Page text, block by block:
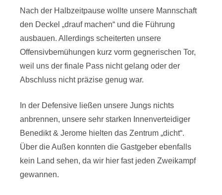
Nach der Halbzeitpause wollte unsere Mannschaft
den Deckel „drauf machen“ und die Führung
ausbauen. Allerdings scheiterten unsere
Offensivbemühungen kurz vorm gegnerischen Tor,
weil uns der finale Pass nicht gelang oder der
Abschluss nicht präzise genug war.
In der Defensive ließen unsere Jungs nichts
anbrennen, unsere sehr starken Innenverteidiger
Benedikt & Jerome hielten das Zentrum „dicht“.
Über die Außen konnten die Gastgeber ebenfalls
kein Land sehen, da wir hier fast jeden Zweikampf
gewannen.